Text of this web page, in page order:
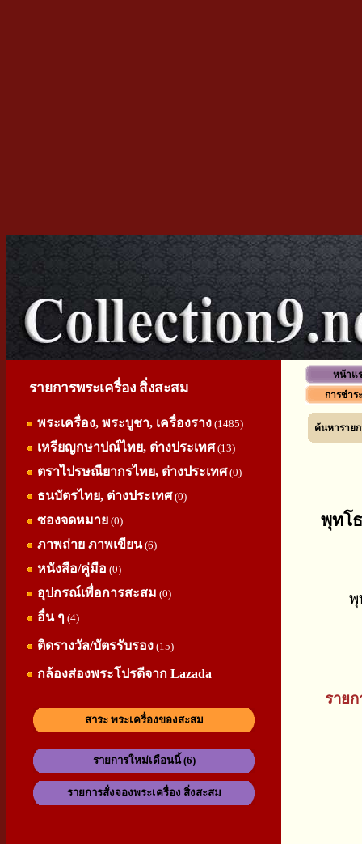
รายการพระเครื่อง สิ่งสะสม
พระเครื่อง, พระบูชา, เครื่องราง (1485)
เหรียญกษาปณ์ไทย, ต่างประเทศ(13)
ตราไปรษณียากรไทย, ต่างประเทศ(0)
ธนบัตรไทย, ต่างประเทศ(0)
ซองจดหมาย (0)
ภาพถ่าย ภาพเขียน(6)
หนังสือ/คู่มือ (0)
อุปกรณ์เพื่อการสะสม (0)
อื่น ๆ (4)
ติดรางวัล/บัตรรับรอง (15)
กล้องส่องพระโปรดีจาก Lazada
สาระ พระเครื่องของสะสม
รายการใหม่เดือนนี้ (6)
รายการสั่งจองพระเครื่อง สิ่งสะสม
หน้าแ
การชำร
ค้นหารายก
พุทโ
พุ
ราย